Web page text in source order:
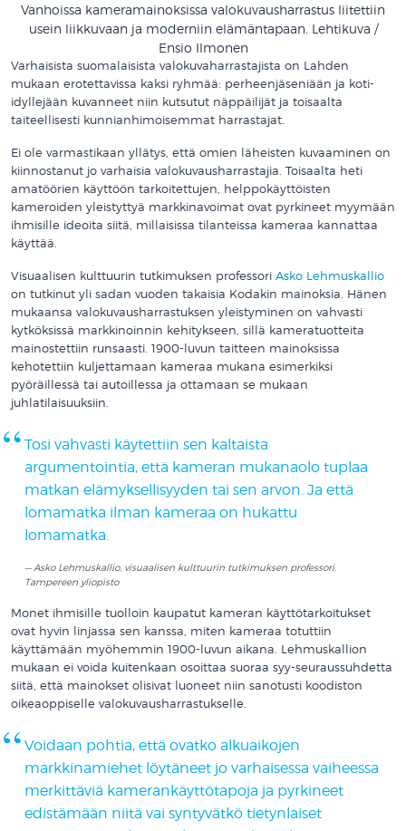
Vanhoissa kameramainoksissa valokuvausharrastus liitettiin
usein liikkuvaan ja moderniin elämäntapaan. Lehtikuva /
Ensio Ilmonen
Varhaisista suomalaisista valokuvaharrastajista on Lahden
mukaan erotettavissa kaksi ryhmää: perheenjäseniään ja koti-
idyllejään kuvanneet niin kutsutut näppäilijät ja toisaalta
taiteellisesti kunnianhimoisemmat harrastajat.
Ei ole varmastikaan yllätys, että omien läheisten kuvaaminen on
kiinnostanut jo varhaisia valokuvausharrastajia. Toisaalta heti
amatöörien käyttöön tarkoitettujen, helppokäyttöisten
kameroiden yleistyttyä markkinavoimat ovat pyrkineet myymään
ihmisille ideoita siitä, millaisissa tilanteissa kameraa kannattaa
käyttää.
Visuaalisen kulttuurin tutkimuksen professori Asko Lehmuskallio
on tutkinut yli sadan vuoden takaisia Kodakin mainoksia. Hänen
mukaansa valokuvausharrastuksen yleistyminen on vahvasti
kytköksissä markkinoinnin kehitykseen, sillä kameratuotteita
mainostettiin runsaasti. 1900-luvun taitteen mainoksissa
kehotettiin kuljettamaan kameraa mukana esimerkiksi
pyöräillessä tai autoillessa ja ottamaan se mukaan
juhlatilaisuuksiin.
Tosi vahvasti käytettiin sen kaltaista
argumentointia, että kameran mukanaolo tuplaa
matkan elämyksellisyyden tai sen arvon. Ja että
lomamatka ilman kameraa on hukattu
lomamatka.
Asko Lehmuskallio, visuaalisen kulttuurin tutkimuksen professori,
Tampereen yliopisto
Monet ihmisille tuolloin kaupatut kameran käyttötarkoitukset
ovat hyvin linjassa sen kanssa, miten kameraa totuttiin
käyttämään myöhemmin 1900-luvun aikana. Lehmuskallion
mukaan ei voida kuitenkaan osoittaa suoraa syy-seuraussuhdetta
siitä, että mainokset olisivat luoneet niin sanotusti koodiston
oikeaoppiselle valokuvausharrastukselle.
Voidaan pohtia, että ovatko alkuaikojen
markkinamiehet löytäneet jo varhaisessa vaiheessa
merkittäviä kamerankäyttötapoja ja pyrkineet
edistämään niitä vai syntyvätkö tietynlaiset